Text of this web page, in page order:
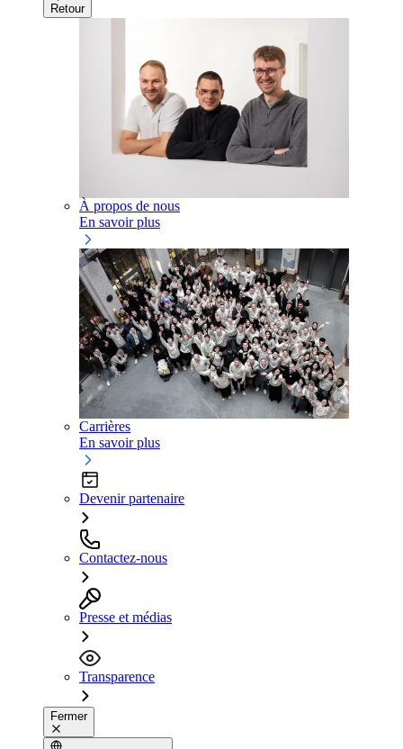
Retour
À propos de nous
En savoir plus
Carrières
En savoir plus
Devenir partenaire
Contactez-nous
Presse et médias
Transparence
Fermer